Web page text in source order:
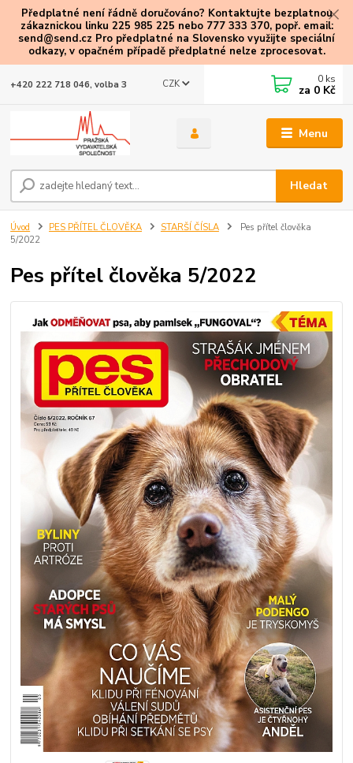
Předplatné není řádně doručováno? Kontaktujte bezplatnou
zákaznickou linku 225 985 225 nebo 777 333 370, popř. email:
send@send.cz Pro předplatné na Slovensko využijte speciální
odkazy, v opačném případě předplatné nelze zprocesovat.
Menu
CZK
Hledat
+420 222 718 046, volba 3 0 ks
za 0 Kč
Úvod PES PŘÍTEL ČLOVĚKA STARŠÍ ČÍSLA
Pes přítel člověka
5/2022
Pes přítel člověka 5/2022